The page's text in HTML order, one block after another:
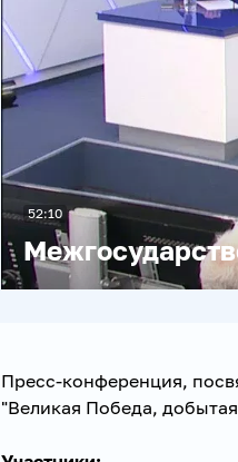
52:10
Пресс-конференция,
"Великая Победа,